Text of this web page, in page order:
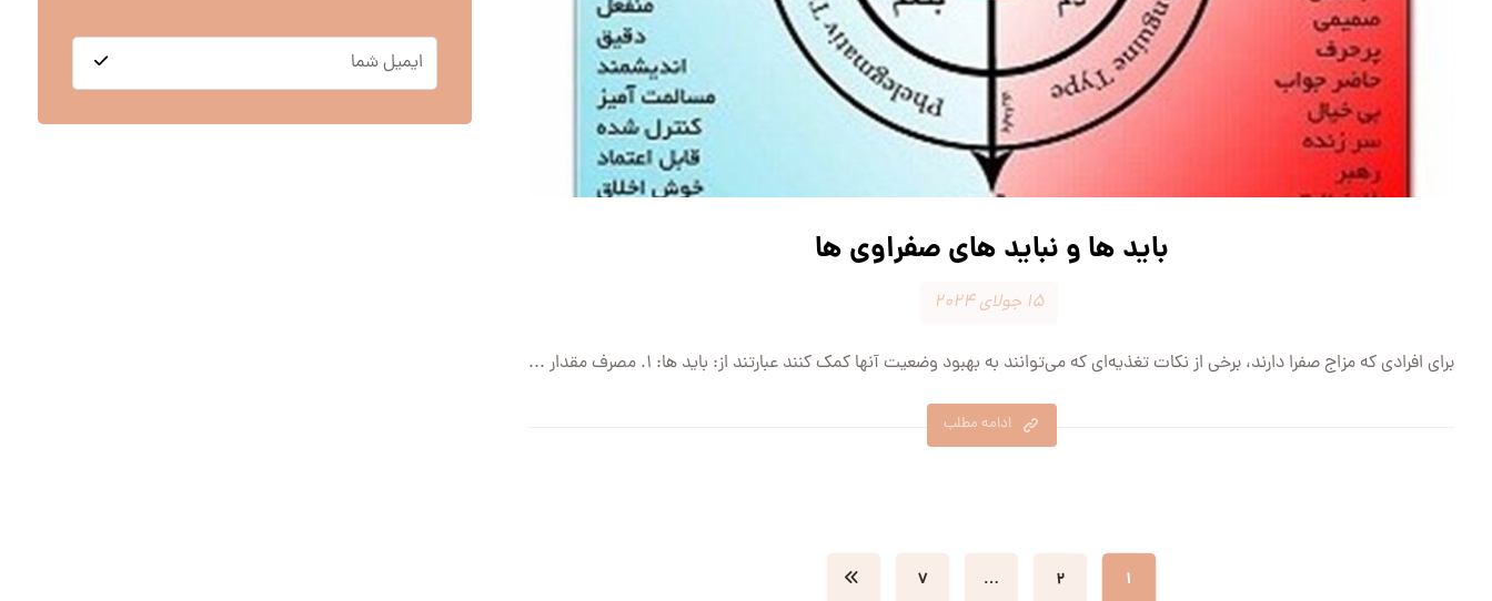
باید ها و نباید های صفراوی ها
۱۵ جولای ۲۰۲۴
برای افرادی که مزاج صفرا دارند، برخی از نکات تغذیه‌ای که می‌توانند به بهبود وضعیت آنها کمک کنند عبارتند از: باید ها: ۱. مصرف مقدار ...
ادامه مطلب
۱ ۲ … ۷